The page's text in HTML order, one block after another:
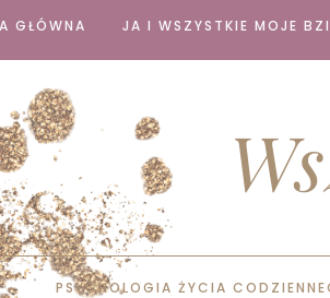
GŁÓWNA JA I WSZYSTKIE MOJE
PSYCHOLOGIA ŻYCIA